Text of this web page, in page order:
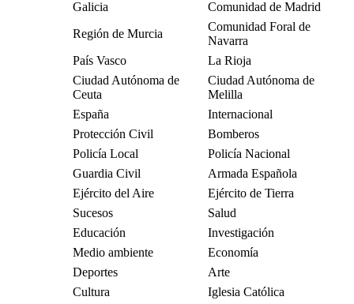
Galicia
Comunidad de Madrid
Región de Murcia
Comunidad Foral de
Navarra
País Vasco
La Rioja
Ciudad Autónoma de
Ceuta
Ciudad Autónoma de
Melilla
España
Internacional
Protección Civil
Bomberos
Policía Local
Policía Nacional
Guardia Civil
Armada Española
Ejército del Aire
Ejército de Tierra
Sucesos
Salud
Educación
Investigación
Medio ambiente
Economía
Deportes
Arte
Cultura
Iglesia Católica